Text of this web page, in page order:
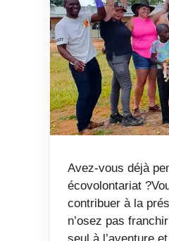
Avez-vous déjà
écovolontariat
contribuer à la
n’osez pas